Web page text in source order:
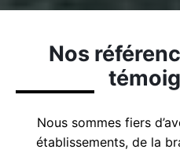
Nos
Nous sommes fiers
établissements, de la